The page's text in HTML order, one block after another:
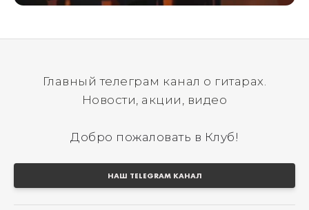
Главный телеграм канал о гитарах.
Новости, акции, видео
Добро пожаловать в Клуб!
НАШ TELEGRAM КАНАЛ